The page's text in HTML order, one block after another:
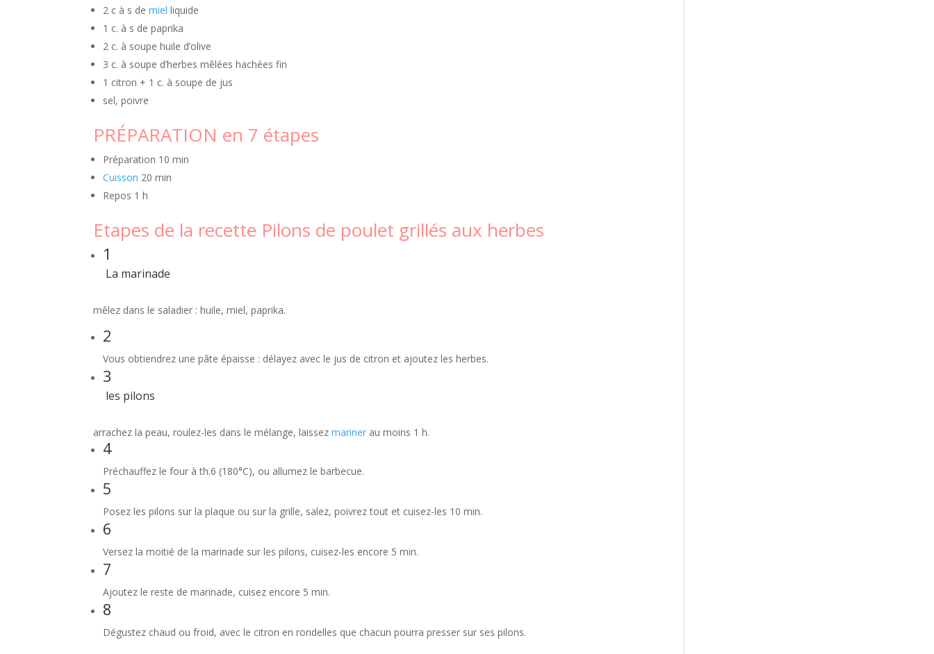
2 c à s demiel liquide
1 c. à s de paprika
2 c. à soupe huile d’olive
3 c. à soupe d’herbes mêlées hachées fin
1 citron + 1 c. à soupe de jus
sel, poivre
PRÉPARATION en 7 étapes
Préparation 10 min
Cuisson 20 min
Repos 1 h
Etapes de la recette Pilons de poulet grillés aux herbes
1
La marinade
mêlez dans le saladier : huile, miel, paprika.
2
Vous obtiendrez une pâte épaisse : délayez avec le jus de citron et ajoutez les herbes.
3
les pilons
arrachez la peau, roulez-les dans le mélange, laissezmariner au moins 1 h.
4
Préchauffez le four à th.6 (180°C), ou allumez le barbecue.
5
Posez les pilons sur la plaque ou sur la grille, salez, poivrez tout et cuisez-les 10 min.
6
Versez la moitié de la marinade sur les pilons, cuisez-les encore 5 min.
7
Ajoutez le reste de marinade, cuisez encore 5 min.
8
Dégustez chaud ou froid, avec le citron en rondelles que chacun pourra presser sur ses pilons.